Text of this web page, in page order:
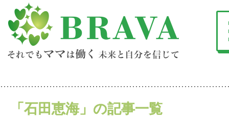
「石田恵海」の記事一覧